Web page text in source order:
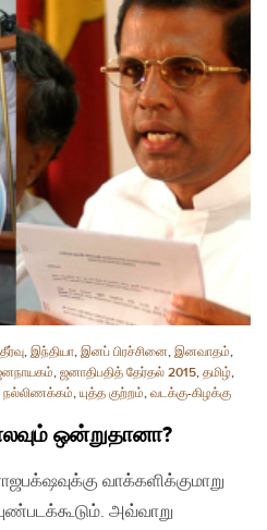
, இந்தியா, இனப் பிரச்சினை, இனவாதம்,
, ஜனாதிபதித் தேர்தல் 2015, தமிழ்,
நல்லிணக்கம், யுத்த குற்றம், வடக்கு-கிழக்கு
ஒன்றுதானா?
வாக்களிக்குமாறு
அவ்வாறு